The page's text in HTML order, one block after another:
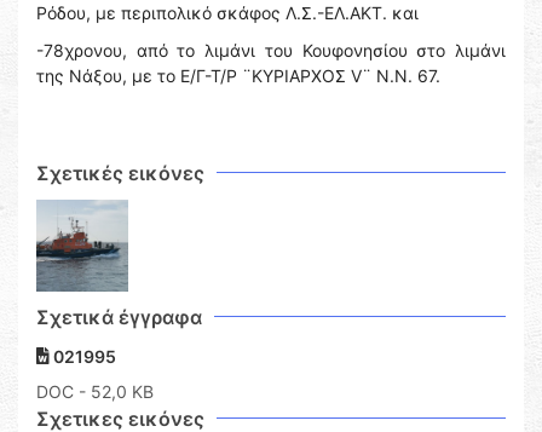
Ρόδου, με περιπολικό σκάφος Λ.Σ.-ΕΛ.ΑΚΤ. και
-78χρονου, από το λιμάνι του Κουφονησίου στο λιμάνι
της Νάξου, με το Ε/Γ-Τ/Ρ ¨ΚΥΡΙΑΡΧΟΣ V¨ Ν.Ν. 67.
Σχετικές εικόνες
Σχετικά έγγραφα
021995
DOC - 52,0 KB
Σχετικες εικόνες